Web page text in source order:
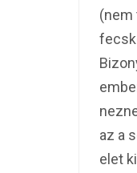
(nem
az a
elet